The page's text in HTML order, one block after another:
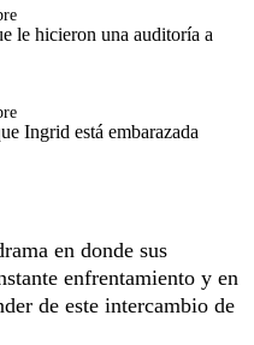
le hicieron una auditoría a
Ingrid está embarazada
en donde sus
enfrentamiento y en
de este intercambio de